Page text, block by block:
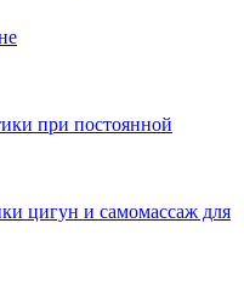
при постоянной
цигун и самомассаж для